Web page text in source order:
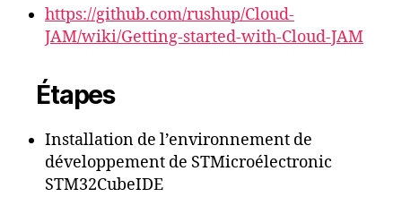
https://github.com/rushup/Cloud-
JAM/wiki/Getting-started-with-Cloud-JAM
Étapes
Installation de l’environnement de
développement de STMicroélectronic
STM32CubeIDE